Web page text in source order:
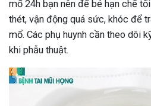
mổ 24h bạn nên để bé hạn chế
thét, vận động quá sức, khóc để
mổ. Các phụ huynh cần theo dõi
khi phẫu thuật.